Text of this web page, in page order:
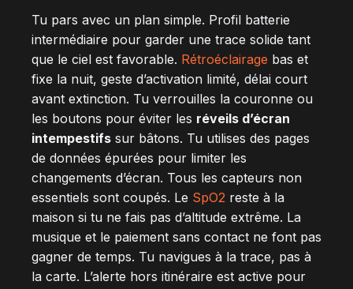
Tu pars avec un plan simple. Profil batterie
intermédiaire pour garder une trace solide tant
que le ciel est favorable. Rétroéclairage bas et
fixe la nuit, geste d’activation limité, délai court
avant extinction. Tu verrouilles la couronne ou
les boutons pour éviter les réveils d’écran
intempestifs sur bâtons. Tu utilises des pages
de données épurées pour limiter les
changements d’écran. Tous les capteurs non
essentiels sont coupés. Le SpO2 reste à la
maison si tu ne fais pas d’altitude extrême. La
musique et le paiement sans contact ne font pas
gagner de temps. Tu navigues à la trace, pas à
la carte. L’alerte hors itinéraire est active pour